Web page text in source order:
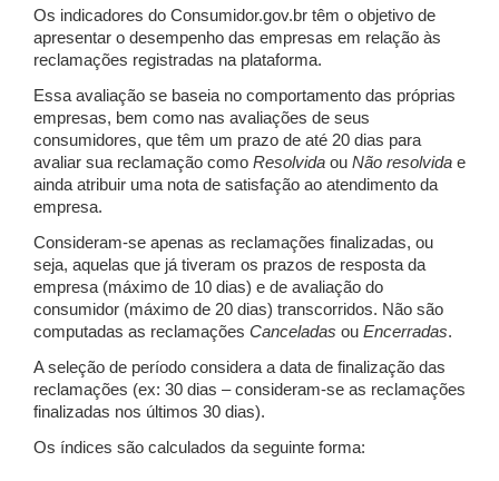
Os indicadores do Consumidor.gov.br têm o objetivo de
apresentar o desempenho das empresas em relação às
reclamações registradas na plataforma.
Essa avaliação se baseia no comportamento das próprias
empresas, bem como nas avaliações de seus
consumidores, que têm um prazo de até 20 dias para
avaliar sua reclamação como Resolvida ou Não resolvida e
ainda atribuir uma nota de satisfação ao atendimento da
empresa.
Consideram-se apenas as reclamações finalizadas, ou
seja, aquelas que já tiveram os prazos de resposta da
empresa (máximo de 10 dias) e de avaliação do
consumidor (máximo de 20 dias) transcorridos. Não são
computadas as reclamações Canceladas ou Encerradas.
A seleção de período considera a data de finalização das
reclamações (ex: 30 dias – consideram-se as reclamações
finalizadas nos últimos 30 dias).
Os índices são calculados da seguinte forma: